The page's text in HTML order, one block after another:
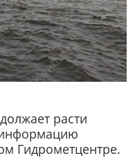
расти
Гидрометцентре.